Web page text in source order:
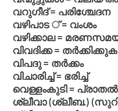
വറുഗീദ് = പരിശ്ചേദന
വഴിപാട ് = വംശം
വഴിക്കാല =
വിവദിക്ക = തര്‍ക്കിക്കുക
വിപദു = തര്‍ക്കം
വിചാരിച്ച് = ഭരിച്ച്
വെള്ളംകുടി = പ്രാതല്‍
ശ്ലീവാ (ശ്ലീബ.)